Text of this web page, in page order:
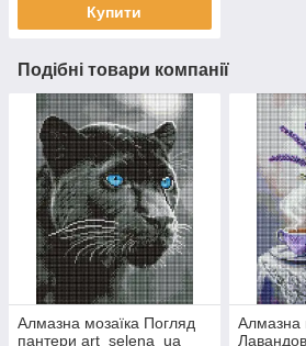
Купити
Подібні товари компанії
Алмазна мозаїка Погляд
пантери art_selena_ua
Алмазна